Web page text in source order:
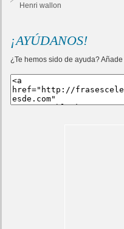
Henri wallon
¡AYÚDANOS!
¿Te hemos sido de ayuda?